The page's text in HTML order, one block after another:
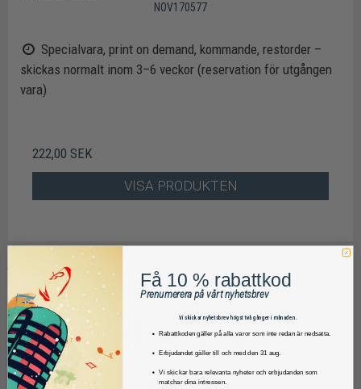
NOV170577
Specialvara, print on demand, kommande, restorder –
skickas normalt inom 3–6 veckor (reservation för utgången
vara)
222,00 SEK
VISA PRODUKTEN
Få 10 % rabattkod
Prenumerera på vårt nyhetsbrev
Vi skickar nyhetsbrev högst två gånger i månaden.
Rabattkoden gäller på alla varor som inte redan är nedsatta.
Erbjudandet gäller till och med den 31 aug.
Vi skickar bara relevanta nyheter och erbjudanden som
matchar dina intressen.